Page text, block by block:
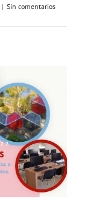
| Sin comentarios